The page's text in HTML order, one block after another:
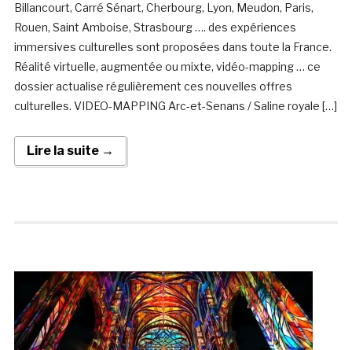
Billancourt, Carré Sénart, Cherbourg, Lyon, Meudon, Paris,
Rouen, Saint Amboise, Strasbourg …. des expériences
immersives culturelles sont proposées dans toute la France.
Réalité virtuelle, augmentée ou mixte, vidéo-mapping … ce
dossier actualise régulièrement ces nouvelles offres
culturelles. VIDEO-MAPPING Arc-et-Senans / Saline royale […]
Lire la suite →